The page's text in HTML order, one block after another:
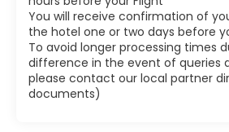
You will receive confirmation of
the hotel one or two days before
To avoid longer processing times
difference in the event of queries
please contact our local partner
documents)